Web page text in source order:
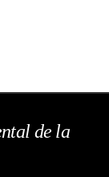
de la